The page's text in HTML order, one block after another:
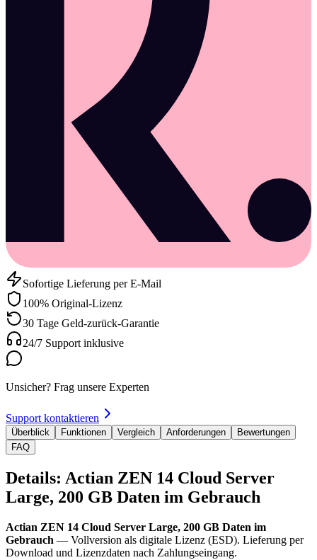
Sofortige Lieferung per E-Mail
100% Original-Lizenz
30 Tage Geld-zurück-Garantie
24/7 Support inklusive
Unsicher? Frag unsere Experten
Support kontaktieren
Überblick Funktionen Vergleich Anforderungen
Bewertungen
FAQ
Details: Actian ZEN 14 Cloud Server
Large, 200 GB Daten im Gebrauch
Actian ZEN 14 Cloud Server Large, 200 GB Daten im
Gebrauch — Vollversion als digitale Lizenz (ESD). Lieferung per
Download und Lizenzdaten nach Zahlungseingang.